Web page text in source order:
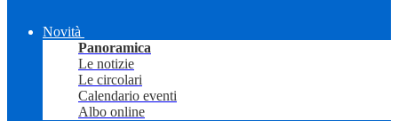
Novità
Panoramica
Le notizie
Le circolari
Calendario eventi
Albo online